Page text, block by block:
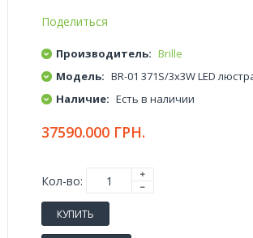
Поделиться
Производитель: Brille
Модель: BR-01 371S/3x3W LED
Наличие: Есть в наличии
37590.000 ГРН.
Кол-во:
КУПИТЬ